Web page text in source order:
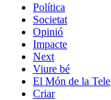
Política
Societat
Opinió
Impacte
Next
Viure bé
El Món de la Tele
Criar